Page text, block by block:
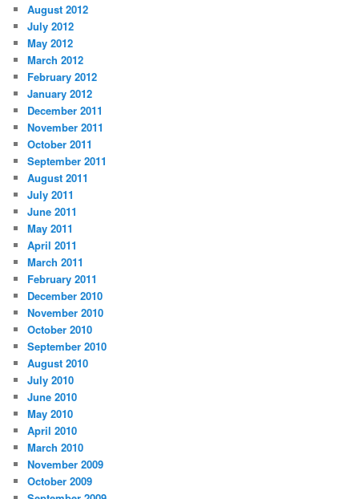
August 2012
July 2012
May 2012
March 2012
February 2012
January 2012
December 2011
November 2011
October 2011
September 2011
August 2011
July 2011
June 2011
May 2011
April 2011
March 2011
February 2011
December 2010
November 2010
October 2010
September 2010
August 2010
July 2010
June 2010
May 2010
April 2010
March 2010
November 2009
October 2009